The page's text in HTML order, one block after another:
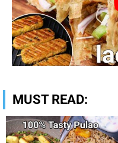
MUST READ: